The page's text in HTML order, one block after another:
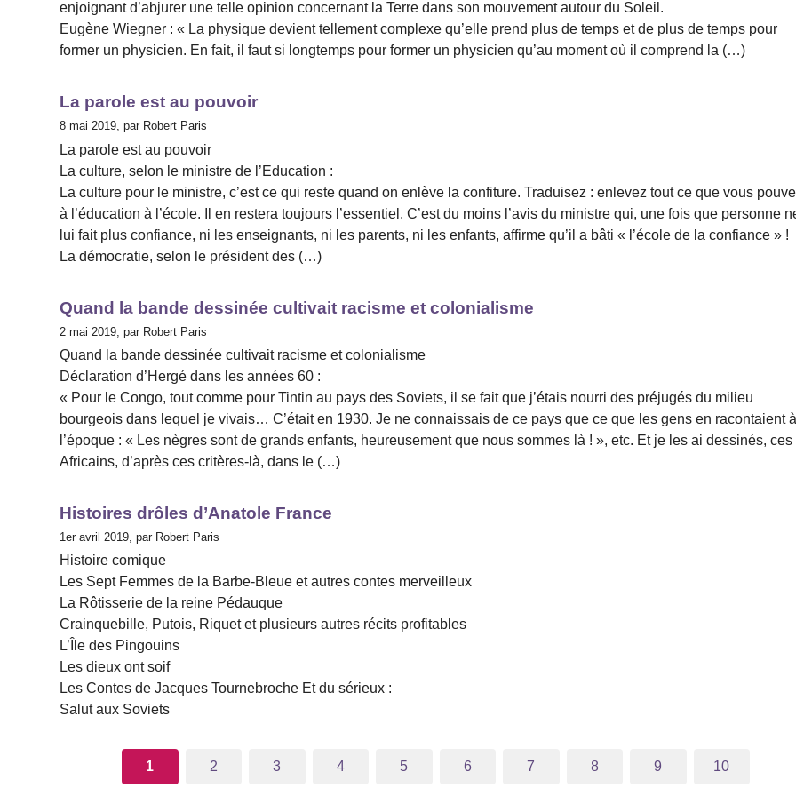
enjoignant d’abjurer une telle opinion concernant la Terre dans son mouvement autour du Soleil.
Eugène Wiegner : « La physique devient tellement complexe qu’elle prend plus de temps et de plus de temps pour
former un physicien. En fait, il faut si longtemps pour former un physicien qu’au moment où il comprend la (…)
La parole est au pouvoir
8 mai 2019, par Robert Paris
La parole est au pouvoir
La culture, selon le ministre de l’Education :
La culture pour le ministre, c’est ce qui reste quand on enlève la confiture. Traduisez : enlevez tout ce que vous
à l’éducation à l’école. Il en restera toujours l’essentiel. C’est du moins l’avis du ministre qui, une fois que personne
lui fait plus confiance, ni les enseignants, ni les parents, ni les enfants, affirme qu’il a bâti « l’école de la confiance » !
La démocratie, selon le président des (…)
Quand la bande dessinée cultivait racisme et colonialisme
2 mai 2019, par Robert Paris
Quand la bande dessinée cultivait racisme et colonialisme
Déclaration d’Hergé dans les années 60 :
« Pour le Congo, tout comme pour Tintin au pays des Soviets, il se fait que j’étais nourri des préjugés du milieu
bourgeois dans lequel je vivais… C’était en 1930. Je ne connaissais de ce pays que ce que les gens en racontaient
l’époque : « Les nègres sont de grands enfants, heureusement que nous sommes là ! », etc. Et je les ai dessinés, ces
Africains, d’après ces critères-là, dans le (…)
Histoires drôles d’Anatole France
1er avril 2019, par Robert Paris
Histoire comique
Les Sept Femmes de la Barbe-Bleue et autres contes merveilleux
La Rôtisserie de la reine Pédauque
Crainquebille, Putois, Riquet et plusieurs autres récits profitables
L’Île des Pingouins
Les dieux ont soif
Les Contes de Jacques Tournebroche Et du sérieux :
Salut aux Soviets
1 2 3 4 5 6 7 8 9 10